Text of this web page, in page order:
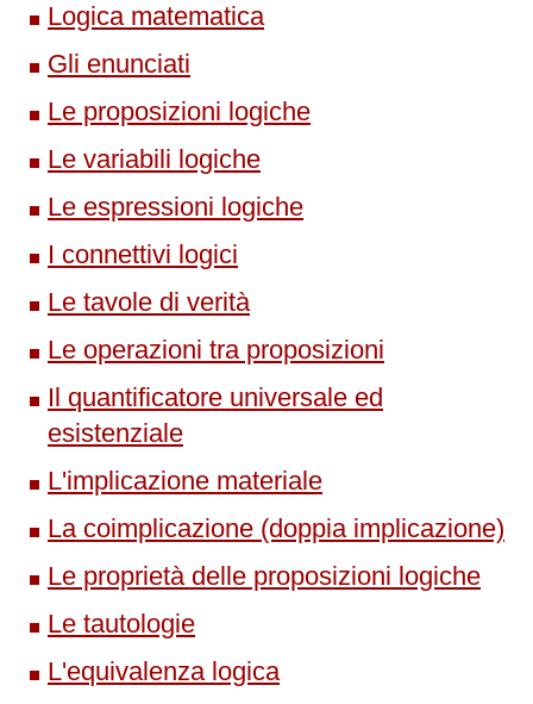
Logica matematica
Gli enunciati
Le proposizioni logiche
Le variabili logiche
Le espressioni logiche
I connettivi logici
Le tavole di verità
Le operazioni tra proposizioni
Il quantificatore universale ed
esistenziale
L'implicazione materiale
La coimplicazione (doppia implicazione)
Le proprietà delle proposizioni logiche
Le tautologie
L'equivalenza logica